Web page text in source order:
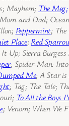
Mayhem; The Meg;
and Dad;
Peppermint;
Place; Red
It Up; Sierra
; Spider-Man:
Me; A Star is
; Tag; The Tale;
To All the Boys
; Venom; When We